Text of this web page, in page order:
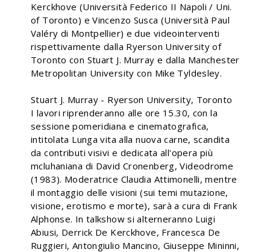
Kerckhove (Università Federico II Napoli / Uni.
of Toronto) e Vincenzo Susca (Università Paul
Valéry di Montpellier) e due videointerventi
rispettivamente dalla Ryerson University of
Toronto con Stuart J. Murray e dalla Manchester
Metropolitan University con Mike Tyldesley.
Stuart J. Murray - Ryerson University, Toronto
I lavori riprenderanno alle ore 15.30, con la
sessione pomeridiana e cinematografica,
intitolata Lunga vita alla nuova carne, scandita
da contributi visivi e dedicata all'opera più
mcluhaniana di David Cronenberg, Videodrome
(1983). Moderatrice Claudia Attimonelli, mentre
il montaggio delle visioni (sui temi mutazione,
visione, erotismo e morte), sarà a cura di Frank
Alphonse. In talkshow si alterneranno Luigi
Abiusi, Derrick De Kerckhove, Francesca De
Ruggieri, Antongiulio Mancino, Giuseppe Mininni,